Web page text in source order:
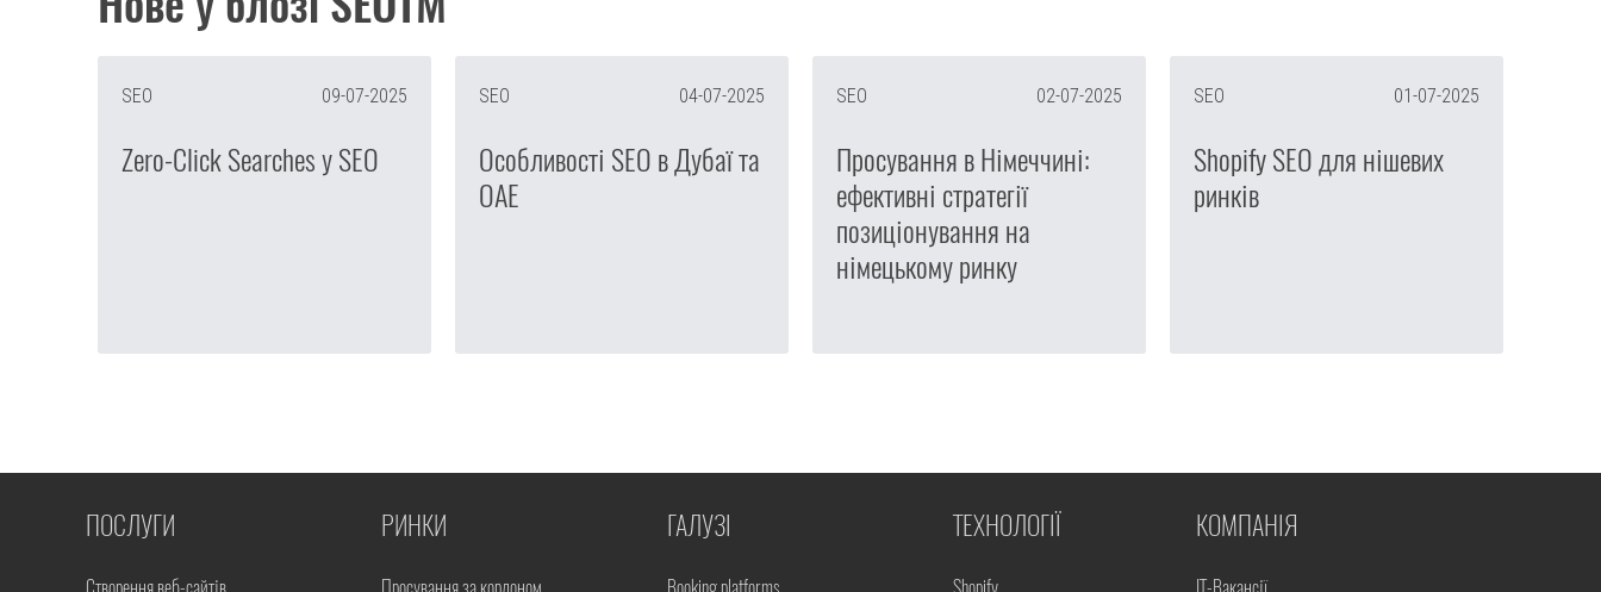
SEO 09-07-2025
Zero-Click Searches у SEO
SEO 04-07-2025
Особливості SEO в Дубаї та
ОАЕ
SEO 02-07-2025
Просування в Німеччині:
ефективні стратегії
позиціонування на
німецькому ринку
SEO 01-07-2025
Shopify SEO для нішевих
ринків
ПОСЛУГИ РИНКИ ГАЛУЗІ ТЕХНОЛОГІЇ КОМПАНІЯ